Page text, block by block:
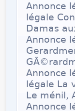
Annonce
légale
Damas
Annonce
Annonce
légale La
Le ménil,
Annonce